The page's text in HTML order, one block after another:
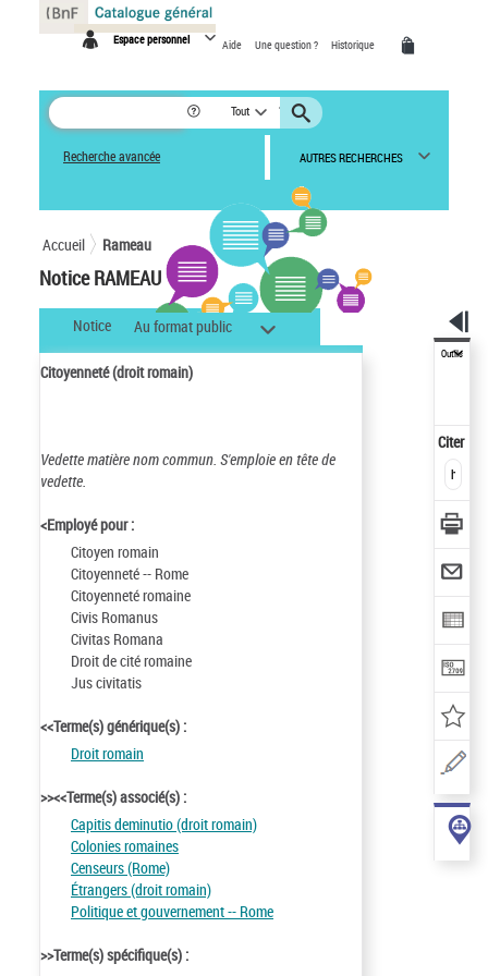
Espace personnel Aide Une question ? Historique
Tout
Recherche avancée AUTRES RECHERCHES
Accueil Rameau
Notice RAMEAU
Notice Au format public
Citoyenneté (droit romain)
Vedette matière nom commun. S'emploie en tête de
vedette.
<Employé pour :
Citoyen romain
Citoyenneté -- Rome
Citoyenneté romaine
Civis Romanus
Civitas Romana
Droit de cité romaine
Jus civitatis
<<Terme(s) générique(s) :
Droit romain
>><<Terme(s) associé(s) :
Capitis deminutio (droit romain)
Colonies romaines
Censeurs (Rome)
Étrangers (droit romain)
Politique et gouvernement -- Rome
>>Terme(s) spécifique(s) :
Outils
Citer
Panneau de gestion des cookies